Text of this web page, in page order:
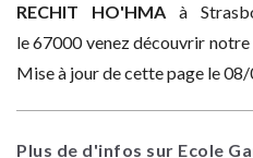
RECHIT HO'HMA à
le 67000 venez découvrir
Mise à jour de cette page le
Plus de d'infos sur Ecole